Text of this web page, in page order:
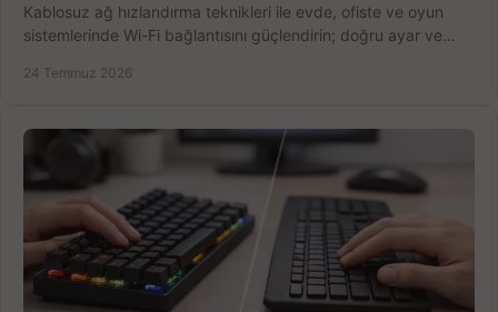
Kablosuz ağ hızlandırma teknikleri ile evde, ofiste ve oyun
sistemlerinde Wi-Fi bağlantısını güçlendirin; doğru ayar ve
24 Temmuz 2026